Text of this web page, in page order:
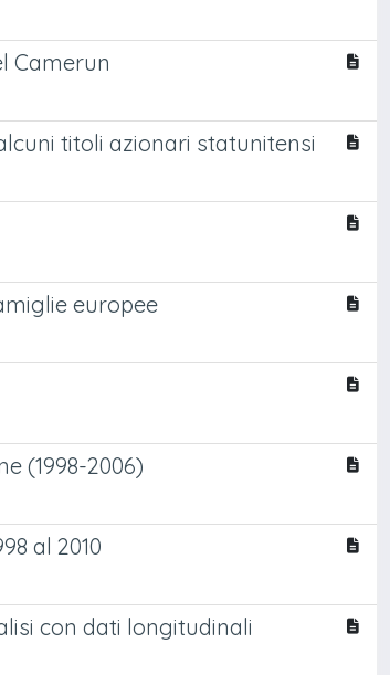
Camerun
titoli azionari statunitensi
europee
(1998-2006)
al 2010
con dati longitudinali